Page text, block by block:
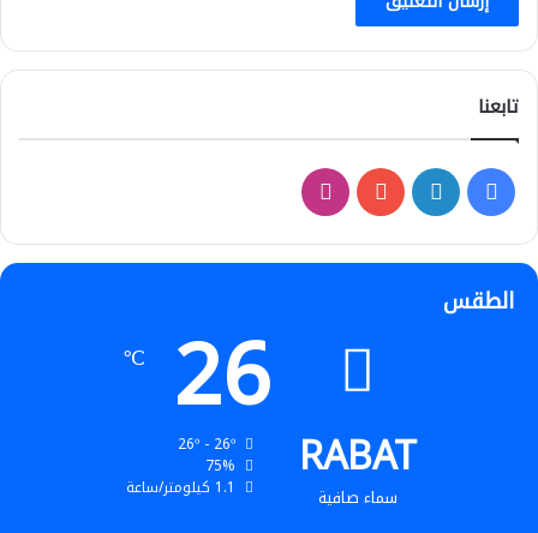
تابعنا
فيسبوكلينكدإن‫YouTubeانستقرام
الطقس
RABAT
سماء صافية
26
℃
26º - 26º
75%
1.1 كيلومتر/ساعة